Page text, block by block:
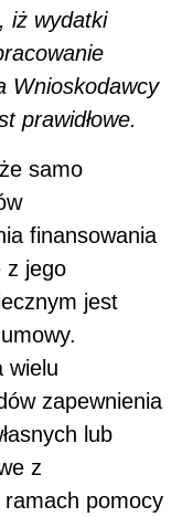
iż wydatki
Wnioskodawcy
prawidłowe.
samo
finansowania
z jego
jest
wielu
zapewnienia
lub
z
pomocy